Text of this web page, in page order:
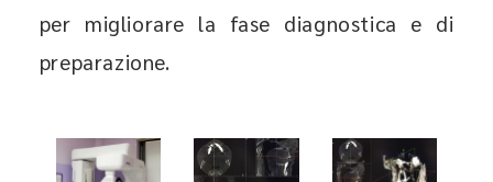
per migliorare la fase diagnostica e di
preparazione.